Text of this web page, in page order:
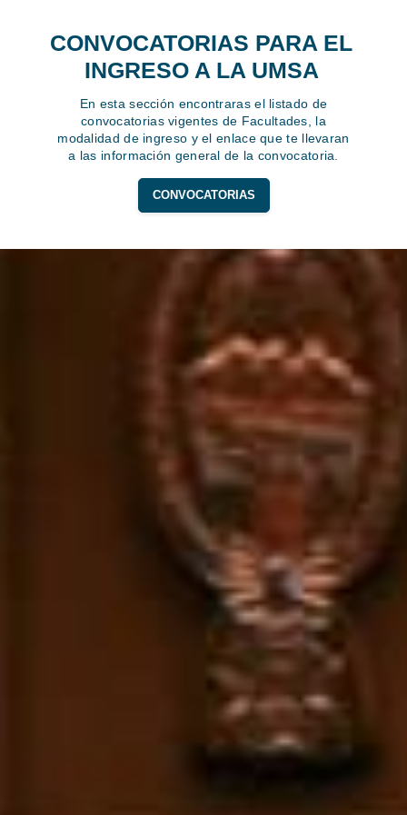
CONVOCATORIAS PARA EL
INGRESO A LA UMSA
En esta sección encontraras el listado de
convocatorias vigentes de Facultades, la
modalidad de ingreso y el enlace que te llevaran
a las información general de la convocatoria.
CONVOCATORIAS